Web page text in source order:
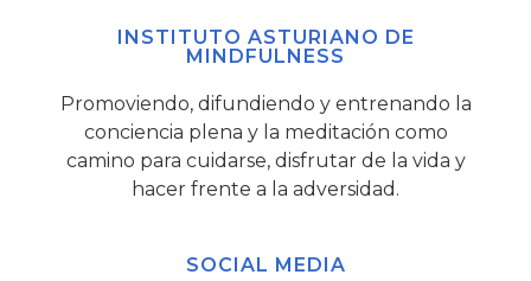
INSTITUTO ASTURIANO DE
MINDFULNESS
Promoviendo, difundiendo y entrenando la
conciencia plena y la meditación como
camino para cuidarse, disfrutar de la vida y
hacer frente a la adversidad.
SOCIAL MEDIA